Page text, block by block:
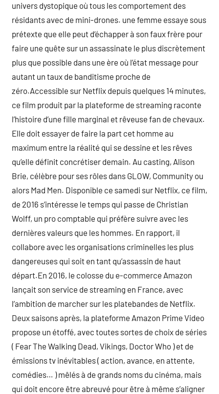
univers dystopique où tous les comportement des
résidants avec de mini-drones. une femme essaye sous
prétexte que elle peut d’échapper à son faux frère pour
faire une quête sur un assassinate le plus discrètement
plus que possible dans une ère où l’état message pour
autant un taux de banditisme proche de
zéro.Accessible sur Netflix depuis quelques 14 minutes,
ce film produit par la plateforme de streaming raconte
l’histoire d’une fille marginal et rêveuse fan de chevaux.
Elle doit essayer de faire la part cet homme au
maximum entre la réalité qui se dessine et les rêves
qu’elle définit concrétiser demain. Au casting, Alison
Brie, célèbre pour ses rôles dans GLOW, Community ou
alors Mad Men. Disponible ce samedi sur Netflix, ce film,
de 2016 s’intéresse le temps qui passe de Christian
Wolff, un pro comptable qui préfère suivre avec les
dernières valeurs que les hommes. En rapport, il
collabore avec les organisations criminelles les plus
dangereuses qui soit en tant qu’assassin de haut
départ.En 2016, le colosse du e-commerce Amazon
lançait son service de streaming en France, avec
l’ambition de marcher sur les platebandes de Netflix.
Deux saisons après, la plateforme Amazon Prime Video
propose un étoffé, avec toutes sortes de choix de séries
( Fear The Walking Dead, Vikings, Doctor Who ) et de
émissions tv inévitables ( action, avance, en attente,
comédies… ) mêlés à de grands noms du cinéma, mais
qui doit encore être abreuvé pour être à même s’aligner